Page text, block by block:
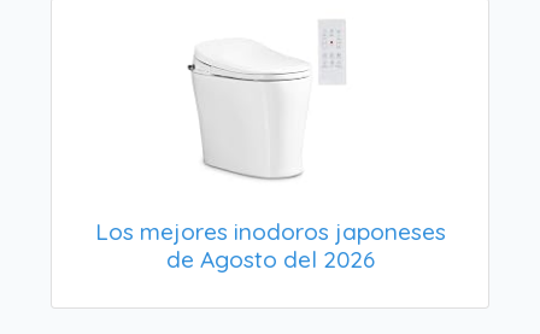
Los mejores inodoros japoneses
de Agosto del 2026